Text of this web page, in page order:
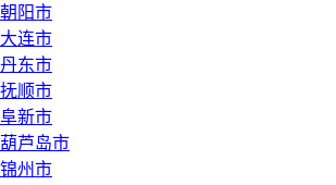
朝阳市
大连市
丹东市
抚顺市
阜新市
葫芦岛市
锦州市